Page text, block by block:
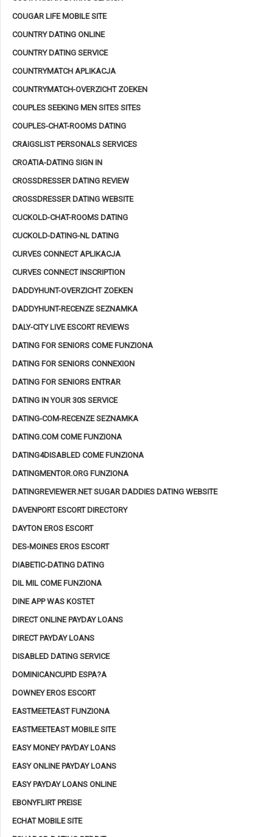
COUGAR LIFE MOBILE SITE
COUNTRY DATING ONLINE
COUNTRY DATING SERVICE
COUNTRYMATCH APLIKACJA
COUNTRYMATCH-OVERZICHT ZOEKEN
COUPLES SEEKING MEN SITES SITES
COUPLES-CHAT-ROOMS DATING
CRAIGSLIST PERSONALS SERVICES
CROATIA-DATING SIGN IN
CROSSDRESSER DATING REVIEW
CROSSDRESSER DATING WEBSITE
CUCKOLD-CHAT-ROOMS DATING
CUCKOLD-DATING-NL DATING
CURVES CONNECT APLIKACJA
CURVES CONNECT INSCRIPTION
DADDYHUNT-OVERZICHT ZOEKEN
DADDYHUNT-RECENZE SEZNAMKA
DALY-CITY LIVE ESCORT REVIEWS
DATING FOR SENIORS COME FUNZIONA
DATING FOR SENIORS CONNEXION
DATING FOR SENIORS ENTRAR
DATING IN YOUR 30S SERVICE
DATING-COM-RECENZE SEZNAMKA
DATING.COM COME FUNZIONA
DATING4DISABLED COME FUNZIONA
DATINGMENTOR.ORG FUNZIONA
DATINGREVIEWER.NET SUGAR DADDIES DATING WEBSITE
DAVENPORT ESCORT DIRECTORY
DAYTON EROS ESCORT
DES-MOINES EROS ESCORT
DIABETIC-DATING DATING
DIL MIL COME FUNZIONA
DINE APP WAS KOSTET
DIRECT ONLINE PAYDAY LOANS
DIRECT PAYDAY LOANS
DISABLED DATING SERVICE
DOMINICANCUPID ESPA?A
DOWNEY EROS ESCORT
EASTMEETEAST FUNZIONA
EASTMEETEAST MOBILE SITE
EASY MONEY PAYDAY LOANS
EASY ONLINE PAYDAY LOANS
EASY PAYDAY LOANS ONLINE
EBONYFLIRT PREISE
ECHAT MOBILE SITE